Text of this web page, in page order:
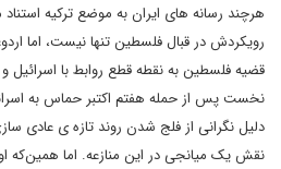
هرچند رسانه های ایران به موضع ترکیه استناد
رویکردش در قبال فلسطین تنها نیست، اما
قضیه فلسطین به نقطه قطع روابط با اسرائیل
نخست پس از حمله هفتم اکتبر حماس به
دلیل نگرانی از فلج شدن روند تازه ی عادی
نقش یک میانجی در این منازعه. اما همین‌که